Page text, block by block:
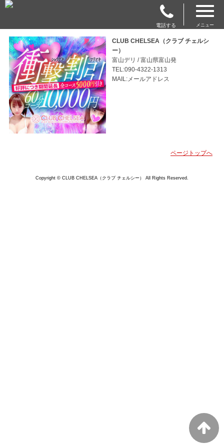
電話する メニュー
CLUB CHELSEA（クラブ チェルシ
ー）
富山デリ / 富山県富山発
TEL:090-4322-1313
MAIL:メールアドレス
ページトップへ
Copyright © CLUB CHELSEA（クラブ チェルシー） All Rights Reserved.